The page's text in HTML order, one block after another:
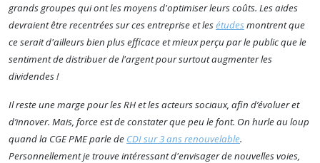
grands groupes qui ont les moyens d'optimiser leurs coûts. Les aides
devraient être recentrées sur ces entreprise et lesétudesmontrent que
ce serait d'ailleurs bien plus efficace et mieux perçu par le public que le
sentiment de distribuer de l'argent pour surtout augmenter les
dividendes !
Il reste une marge pour les RH et les acteurs sociaux, afin d’évoluer et
d’innover. Mais, force est de constater que peu le font. On hurle au loup
quand la CGE PME parle de CDI sur 3 ans renouvelable.
Personnellement je trouve intéressant d'envisager de nouvelles voies,